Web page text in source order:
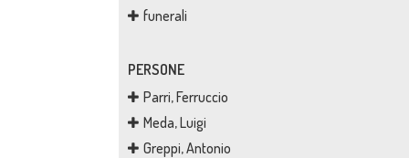
funerali
PERSONE
Parri, Ferruccio
Meda, Luigi
Greppi, Antonio